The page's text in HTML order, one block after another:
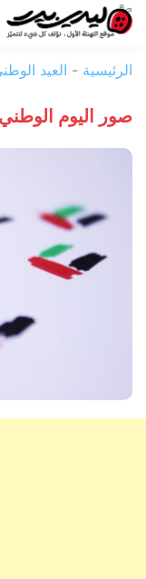
بيرد
الرئيسية - العيد
صور اليوم الوطني